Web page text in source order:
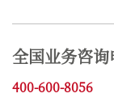
全国业务咨询
400-600-8056